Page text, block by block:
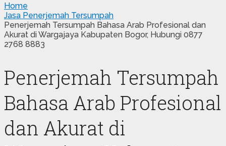
Home
Jasa Penerjemah Tersumpah
Penerjemah Tersumpah Bahasa Arab Profesional dan
Akurat di Wargajaya Kabupaten Bogor, Hubungi 0877
2768 8883
Penerjemah Tersumpah
Bahasa Arab Profesional
dan Akurat di